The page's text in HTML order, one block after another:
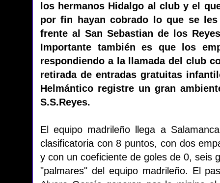
los hermanos Hidalgo al club y el
por fin hayan cobrado lo que se
frente al San Sebastian de los
Importante también es que los
respondiendo a la llamada del club
retirada de entradas gratuitas
Helmántico registre un gran
S.S.Reyes.
El equipo madrileño llega a
clasificatoria con 8 puntos, con dos
y con un coeficiente de goles de 0, seis
"palmares" del equipo madrileño. El